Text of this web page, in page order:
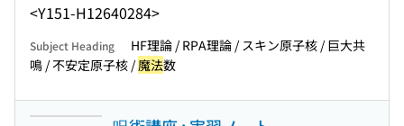
<Y151-H12640284>
Subject Heading
HF理論 / RPA理論 / スキン原子核 / 巨大共
鳴 / 不安定原子核 /魔法数